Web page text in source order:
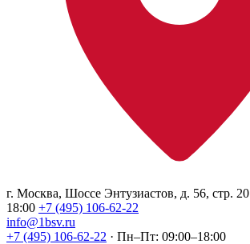
г. Москва, Шоссе Энтузиастов, д. 56, стр. 20
18:00 +7 (495) 106-62-22
info@1bsv.ru
+7 (495) 106-62-22 · Пн–Пт: 09:00–18:00